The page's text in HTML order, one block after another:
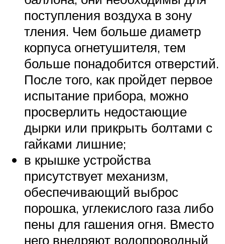
поступления воздуха в зону
тления. Чем больше диаметр
корпуса огнетушителя, тем
больше понадобится отверстий.
После того, как пройдет первое
испытание прибора, можно
просверлить недостающие
дырки или прикрыть болтами с
гайками лишние;
в крышке устройства
присутствует механизм,
обеспечивающий выброс
порошка, углекислого газа либо
пены для гашения огня. Вместо
него внедряют водопроводный